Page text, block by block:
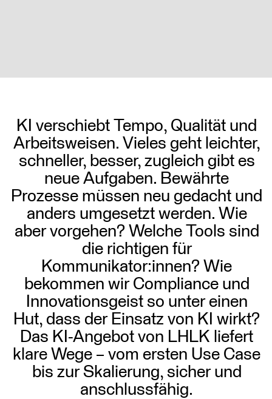
KI verschiebt Tempo, Qualität und
Arbeitsweisen. Vieles geht leichter,
schneller, besser, zugleich gibt es
neue Aufgaben. Bewährte
Prozesse müssen neu gedacht und
anders umgesetzt werden. Wie
aber vorgehen? Welche Tools sind
die richtigen für
Kommunikator:innen? Wie
bekommen wir Compliance und
Innovationsgeist so unter einen
Hut, dass der Einsatz von KI wirkt?
Das KI-Angebot von LHLK liefert
klare Wege – vom ersten Use Case
bis zur Skalierung, sicher und
anschlussfähig.